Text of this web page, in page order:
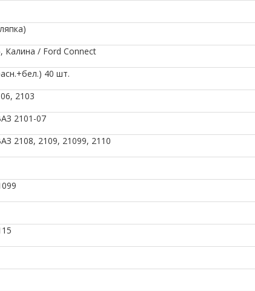
Калина / Ford Connect
40 шт.
2103
2101-07
2108, 2109, 21099, 2110